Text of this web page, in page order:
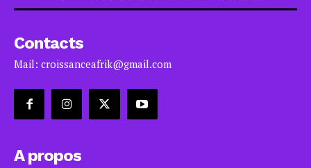
Contacts
Mail: croissanceafrik@gmail.com
A propos